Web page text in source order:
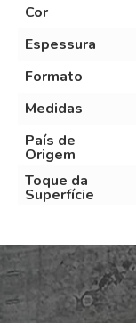
Cor
Espessura
Formato
Medidas
País de
Origem
Toque da
Superfície